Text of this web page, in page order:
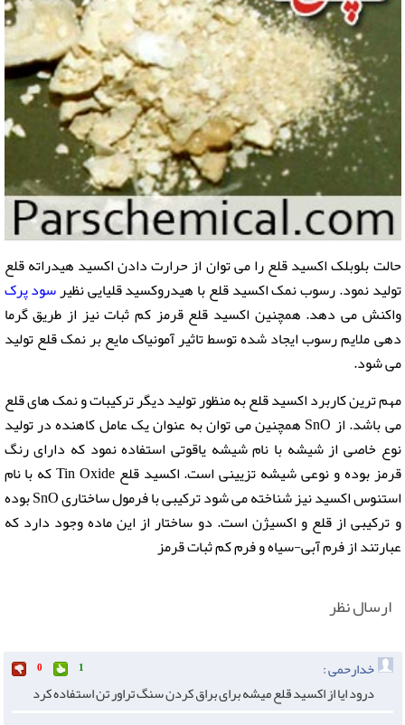
حالت بلوبلک اکسید قلع را می توان از حرارت دادن اکسید هیدراته قلع
تولید نمود. رسوب نمک اکسید قلع با هیدروکسید قلیایی نظیرسود پرک
واکنش می دهد. همچنین اکسید قلع قرمز کم ثبات نیز از طریق گرما
دهی ملایم رسوب ایجاد شده توسط تاثیر آمونیاک مایع بر نمک قلع تولید
می شود.
مهم ترین کاربرد اکسید قلع به منظور تولید دیگر ترکیبات و نمک های قلع
می باشد. از SnO همچنین می توان به عنوان یک عامل کاهنده در تولید
نوع خاصی از شیشه با نام شیشه یاقوتی استفاده نمود که دارای رنگ
قرمز بوده و نوعی شیشه تزیینی است. اکسید قلع Tin Oxide که با نام
استنوس اکسید نیز شناخته می شود ترکیبی با فرمول ساختاری SnO بوده
و ترکیبی از قلع و اکسیژن است. دو ساختار از این ماده وجود دارد که
عبارتند از فرم آبی-سیاه و فرم کم ثبات قرمز
ارسال نظر
خدارحمی : 1
0
درود ایا از اکسید قلع میشه برای براق کردن سنگ تراور تن استفاده کرد